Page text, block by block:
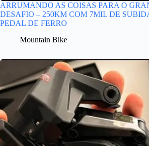
ARRUMANDO AS COISAS PARA O
DESAFIO – 250KM COM 7MIL DE
PEDAL DE FERRO
Mountain Bike